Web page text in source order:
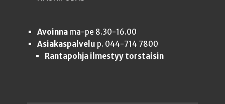
Avoinnama-pe 8.30-16.00
Asiakaspalvelu p. 044-714 7800
Rantapohja ilmestyy torstaisin